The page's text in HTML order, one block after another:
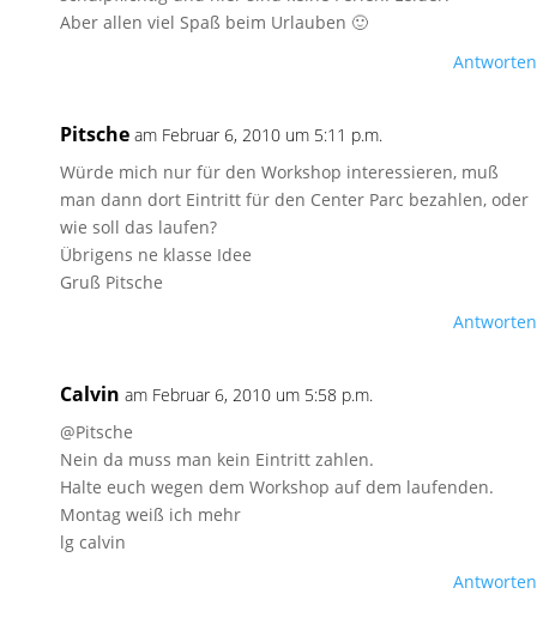
Aber allen viel Spaß beim Urlauben 🙂
Antworten
Pitsche am Februar 6, 2010 um 5:11 p.m.
Würde mich nur für den Workshop interessieren, muß
man dann dort Eintritt für den Center Parc bezahlen, oder
wie soll das laufen?
Übrigens ne klasse Idee
Gruß Pitsche
Antworten
Calvin am Februar 6, 2010 um 5:58 p.m.
@Pitsche
Nein da muss man kein Eintritt zahlen.
Halte euch wegen dem Workshop auf dem laufenden.
Montag weiß ich mehr
lg calvin
Antworten